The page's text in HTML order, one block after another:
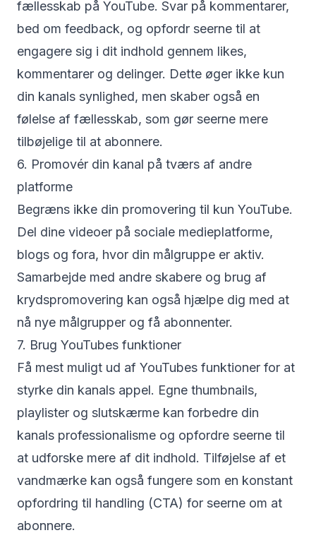
fællesskab på YouTube. Svar på kommentarer,
bed om feedback, og opfordr seerne til at
engagere sig i dit indhold gennem likes,
kommentarer og delinger. Dette øger ikke kun
din kanals synlighed, men skaber også en
følelse af fællesskab, som gør seerne mere
tilbøjelige til at abonnere.
6. Promovér din kanal på tværs af andre
platforme
Begræns ikke din promovering til kun YouTube.
Del dine videoer på sociale medieplatforme,
blogs og fora, hvor din målgruppe er aktiv.
Samarbejde med andre skabere og brug af
krydspromovering kan også hjælpe dig med at
nå nye målgrupper og få abonnenter.
7. Brug YouTubes funktioner
Få mest muligt ud af YouTubes funktioner for at
styrke din kanals appel. Egne thumbnails,
playlister og slutskærme kan forbedre din
kanals professionalisme og opfordre seerne til
at udforske mere af dit indhold. Tilføjelse af et
vandmærke kan også fungere som en konstant
opfordring til handling (CTA) for seerne om at
abonnere.